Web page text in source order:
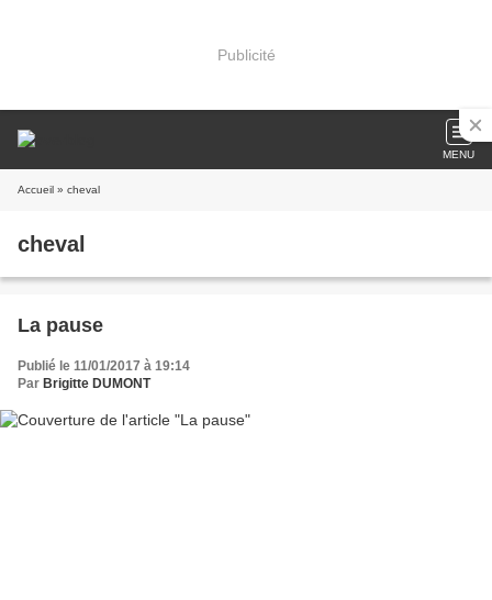
Publicité
MENU
Accueil » cheval
cheval
La pause
Publié le 11/01/2017 à 19:14
Par Brigitte DUMONT